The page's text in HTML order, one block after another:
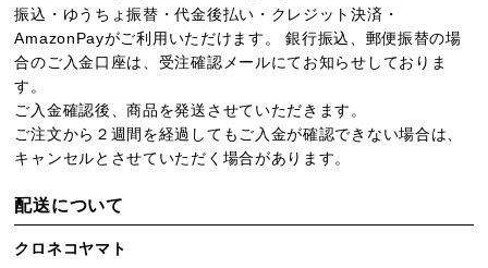
振込・ゆうちょ振替・代金後払い・クレジット決済・
AmazonPayがご利用いただけます。 銀行振込、郵便振替の場
合のご入金口座は、受注確認メールにてお知らせしておりま
す。
ご入金確認後、商品を発送させていただきます。
ご注文から２週間を経過してもご入金が確認できない場合は、
キャンセルとさせていただく場合があります。
配送について
クロネコヤマト